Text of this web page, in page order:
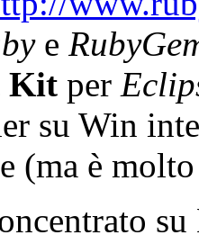
e
Kit per
su Win
(ma è